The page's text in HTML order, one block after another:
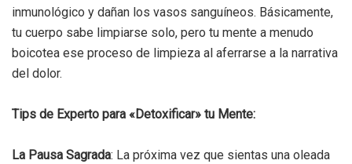
inmunológico y dañan los vasos sanguíneos. Básicamente,
tu cuerpo sabe limpiarse solo, pero tu mente a menudo
boicotea ese proceso de limpieza al aferrarse a la narrativa
del dolor.
Tips de Experto para «Detoxificar» tu Mente:
La Pausa Sagrada: La próxima vez que sientas una oleada